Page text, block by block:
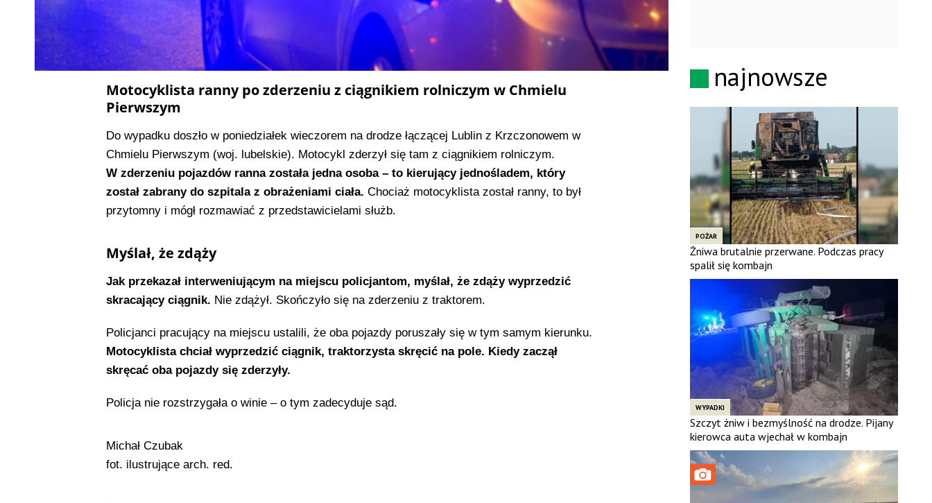
Motocyklista ranny po zderzeniu z ciągnikiem rolniczym w Chmielu
Pierwszym
Do wypadku doszło w poniedziałek wieczorem na drodze łączącej Lublin z Krzczonowem w
Chmielu Pierwszym (woj. lubelskie). Motocykl zderzył się tam z ciągnikiem rolniczym.
W zderzeniu pojazdów ranna została jedna osoba – to kierujący jednośladem, który
został zabrany do szpitala z obrażeniami ciała. Chociaż motocyklista został ranny, to był
przytomny i mógł rozmawiać z przedstawicielami służb.
Myślał, że zdąży
Jak przekazał interweniującym na miejscu policjantom, myślał, że zdąży wyprzedzić
skracający ciągnik. Nie zdążył. Skończyło się na zderzeniu z traktorem.
Policjanci pracujący na miejscu ustalili, że oba pojazdy poruszały się w tym samym kierunku.
Motocyklista chciał wyprzedzić ciągnik, traktorzysta skręcić na pole. Kiedy zaczął
skręcać oba pojazdy się zderzyły.
Policja nie rozstrzygała o winie – o tym zadecyduje sąd.
Michał Czubak
fot. ilustrujące arch. red.
najnowsze
POŻAR
Żniwa brutalnie przerwane. Podczas pracy
spalił się kombajn
WYPADKI
Szczyt żniw i bezmyślność na drodze. Pijany
kierowca auta wjechał w kombajn